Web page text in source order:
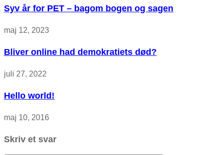
Syv år for PET – bagom bogen og sagen
maj 12, 2023
Bliver online had demokratiets død?
juli 27, 2022
Hello world!
maj 10, 2016
Skriv et svar